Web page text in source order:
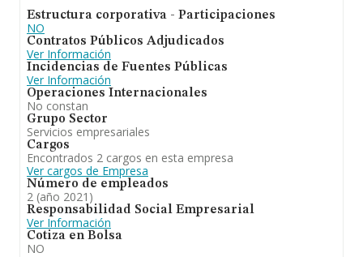
Estructura corporativa - Participaciones
NO
Contratos Públicos Adjudicados
Ver Información
Incidencias de Fuentes Públicas
Ver Información
Operaciones Internacionales
No constan
Grupo Sector
Servicios empresariales
Cargos
Encontrados 2 cargos en esta empresa
Ver cargos de Empresa
Número de empleados
2 (año 2021)
Responsabilidad Social Empresarial
Ver Información
Cotiza en Bolsa
NO